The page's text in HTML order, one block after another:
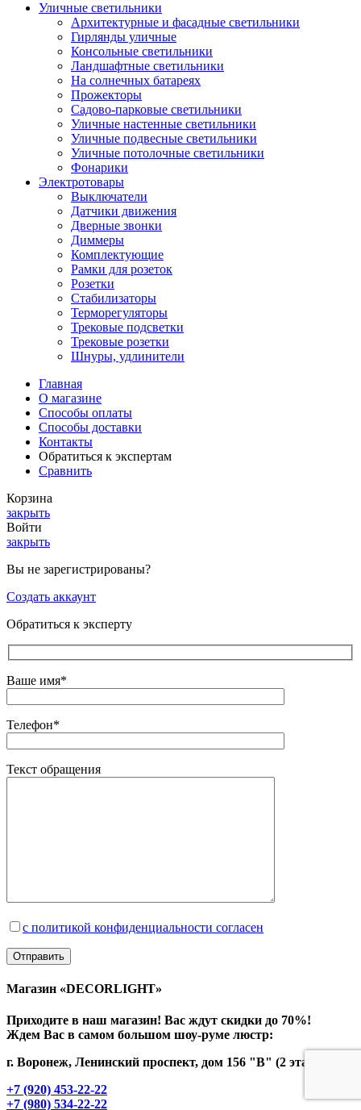
Уличные светильники
Архитектурные и фасадные светильники
Гирлянды уличные
Консольные светильники
Ландшафтные светильники
На солнечных батареях
Прожекторы
Садово-парковые светильники
Уличные настенные светильники
Уличные подвесные светильники
Уличные потолочные светильники
Фонарики
Электротовары
Выключатели
Датчики движения
Дверные звонки
Диммеры
Комплектующие
Рамки для розеток
Розетки
Стабилизаторы
Терморегуляторы
Трековые подсветки
Трековые розетки
Шнуры, удлинители
Главная
О магазине
Способы оплаты
Способы доставки
Контакты
Обратиться к экспертам
Сравнить
Корзина
закрыть
Войти
закрыть
Вы не зарегистрированы?
Создать аккаунт
Обратиться к эксперту
Ваше имя*
Телефон*
Текст обращения
с политикой конфиденциальности согласен
Магазин «DECORLIGHT»
Приходите в наш магазин! Вас ждут скидки до 70%!
Ждем Вас в самом большом шоу-руме люстр:
г. Воронеж, Ленинский проспект, дом 156 "В" (2 этаж)
+7 (920) 453-22-22
+7 (980) 534-22-22